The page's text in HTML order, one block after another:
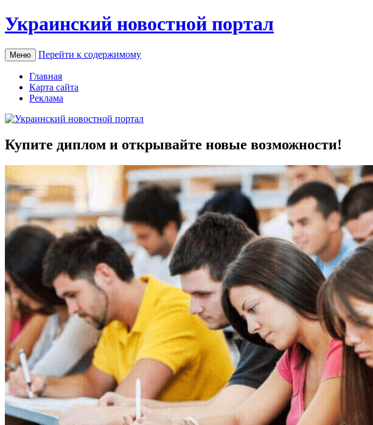
Украинский новостной портал
Меню Перейти к содержимому
Главная
Карта сайта
Реклама
Купите диплом и открывайте новые возможности!